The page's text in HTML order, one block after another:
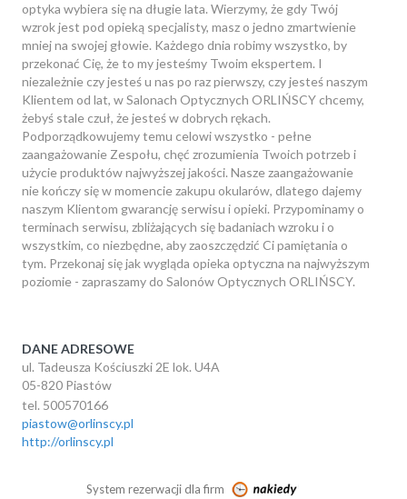
optyka wybiera się na długie lata. Wierzymy, że gdy Twój
wzrok jest pod opieką specjalisty, masz o jedno zmartwienie
mniej na swojej głowie. Każdego dnia robimy wszystko, by
przekonać Cię, że to my jesteśmy Twoim ekspertem. I
niezależnie czy jesteś u nas po raz pierwszy, czy jesteś naszym
Klientem od lat, w Salonach Optycznych ORLIŃSCY chcemy,
żebyś stale czuł, że jesteś w dobrych rękach.
Podporządkowujemy temu celowi wszystko - pełne
zaangażowanie Zespołu, chęć zrozumienia Twoich potrzeb i
użycie produktów najwyższej jakości. Nasze zaangażowanie
nie kończy się w momencie zakupu okularów, dlatego dajemy
naszym Klientom gwarancję serwisu i opieki. Przypominamy o
terminach serwisu, zbliżających się badaniach wzroku i o
wszystkim, co niezbędne, aby zaoszczędzić Ci pamiętania o
tym. Przekonaj się jak wygląda opieka optyczna na najwyższym
poziomie - zapraszamy do Salonów Optycznych ORLIŃSCY.
DANE ADRESOWE
ul. Tadeusza Kościuszki 2E lok. U4A
05-820 Piastów
tel. 500570166
piastow@orlinscy.pl
http://orlinscy.pl
System rezerwacji dla firm